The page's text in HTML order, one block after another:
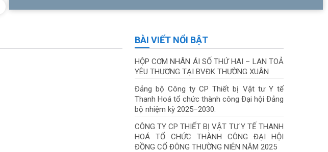
BÀI VIẾT NỔI BẬT
HỘP CƠM NHÂN ÁI SỐ THỨ HAI – LAN TOẢ
YÊU THƯƠNG TẠI BVĐK THƯỜNG XUÂN
Đảng bộ Công ty CP Thiết bị Vật tư Y tế
Thanh Hoá tổ chức thành công Đại hội Đảng
bộ nhiệm kỳ 2025–2030.
CÔNG TY CP THIẾT BỊ VẬT TƯ Y TẾ THANH
HOÁ TỔ CHỨC THÀNH CÔNG ĐẠI HỘI
ĐỒNG CỔ ĐÔNG THƯỜNG NIÊN NĂM 2025